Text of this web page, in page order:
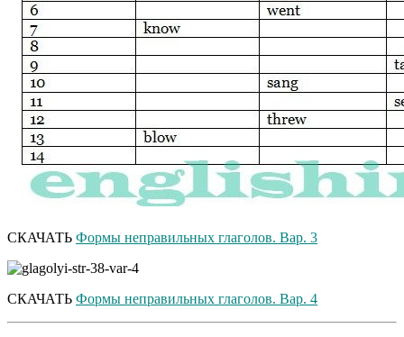
СКАЧАТЬ Формы неправильных глаголов. Вар. 3
СКАЧАТЬ Формы неправильных глаголов. Вар. 4